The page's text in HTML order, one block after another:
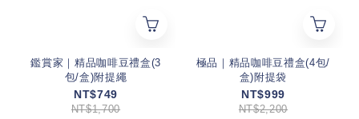
鑑賞家｜精品咖啡豆禮盒(3
包/盒)附提繩
NT$749
NT$1,700
極品｜精品咖啡豆禮盒(4包/
盒)附提袋
NT$999
NT$2,200